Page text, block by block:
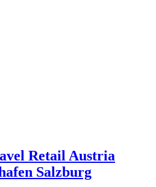
Retail Austria
Salzburg